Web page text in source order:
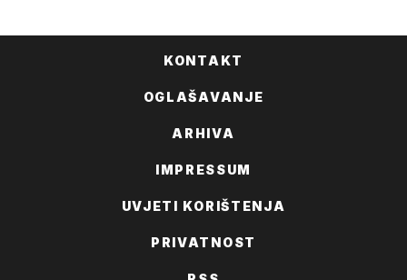
KONTAKT
OGLAŠAVANJE
ARHIVA
IMPRESSUM
UVJETI KORIŠTENJA
PRIVATNOST